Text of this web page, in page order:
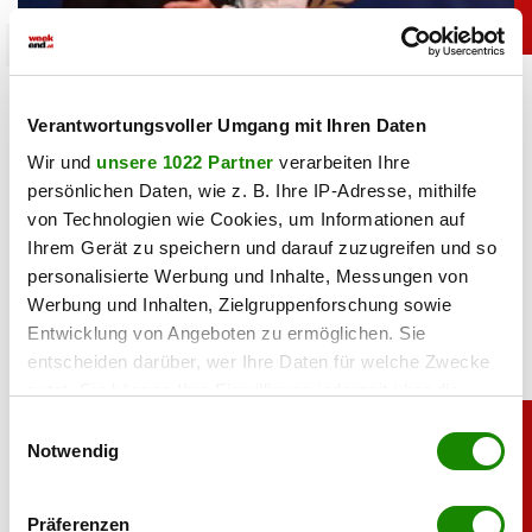
Verantwortungsvoller Umgang mit Ihren Daten
Wir und unsere 1022 Partner verarbeiten Ihre
persönlichen Daten, wie z. B. Ihre IP-Adresse, mithilfe
von Technologien wie Cookies, um Informationen auf
Ihrem Gerät zu speichern und darauf zuzugreifen und so
personalisierte Werbung und Inhalte, Messungen von
Werbung und Inhalten, Zielgruppenforschung sowie
Entwicklung von Angeboten zu ermöglichen. Sie
entscheiden darüber, wer Ihre Daten für welche Zwecke
Trigger Symbol ändern oder widerrufen
Notwendig
Präferenzen
chronik
an seiner Seite
10.08.2026 UM 09:09, JOVANA BOROJEVIC
Werner Brombach ist mit 86 Jahren gestorben. Mehr als
vier Jahrzehnte stand Ehefrau Christine an seiner Seite –
bis zu ihrem Tod im Jahr 2022.